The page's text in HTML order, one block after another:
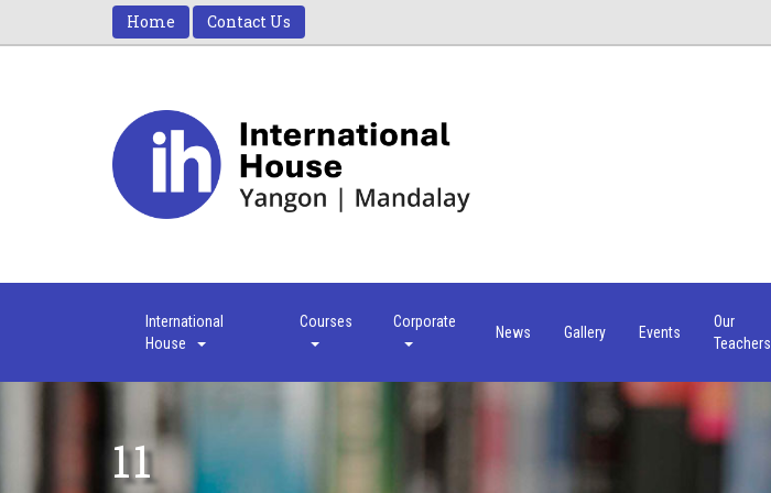
Home Contact Us
International
House
Courses Corporate
News Gallery Events
Our
Teachers
11